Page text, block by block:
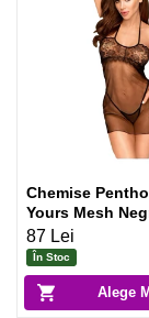
Alege
Chemise
Yours Mesh
87 Lei
În Stoc